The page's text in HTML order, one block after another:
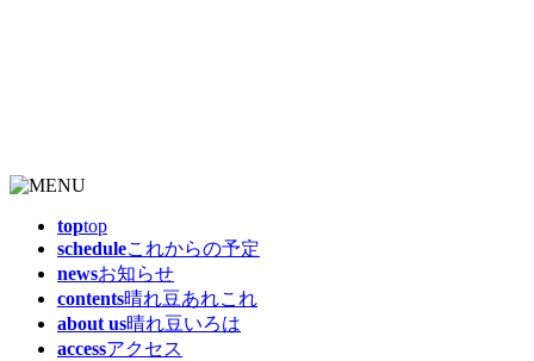
toptop
scheduleこれからの予定
newsお知らせ
contents晴れ豆あれこれ
about us晴れ豆いろは
accessアクセス